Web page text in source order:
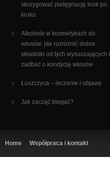
skorygować pielęgnację krok po
kroku
Alkohole w kosmetykach do
włosów: jak rozróżnić dobre
składniki od tych wysuszających i
zadbać o kondycję włosów
Łuszczyca – leczenie i objawy
Jak zacząć biegać?
Home Współpraca i kontakt